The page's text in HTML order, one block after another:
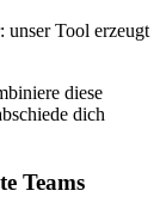
unser Tool erzeugt
diese
dich
Teams